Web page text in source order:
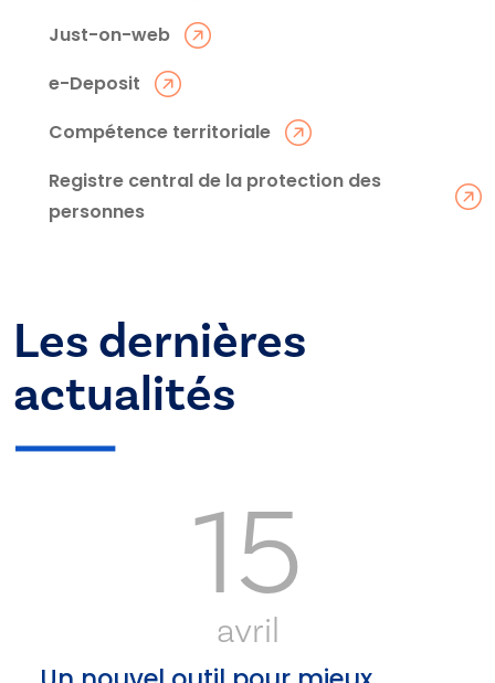
Just-on-web
e-Deposit
Compétence territoriale
Registre central de la protection des
personnes
Les dernières
actualités
15
avril